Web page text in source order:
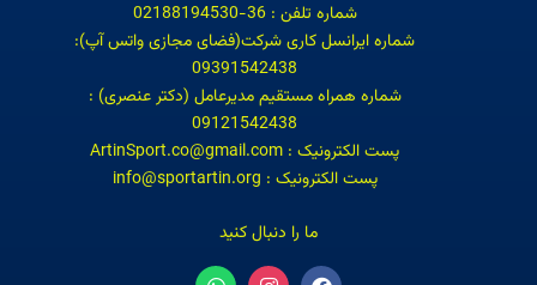
شماره تلفن : 36-02188194530
شماره ایرانسل کاری شرکت(فضای مجازی واتس آپ):
09391542438
شماره همراه مستقیم مدیرعامل (دکتر عنصری) :
09121542438
پست الکترونیک : ArtinSport.co@gmail.com
پست الکترونیک : info@sportartin.org
ما را دنبال کنید